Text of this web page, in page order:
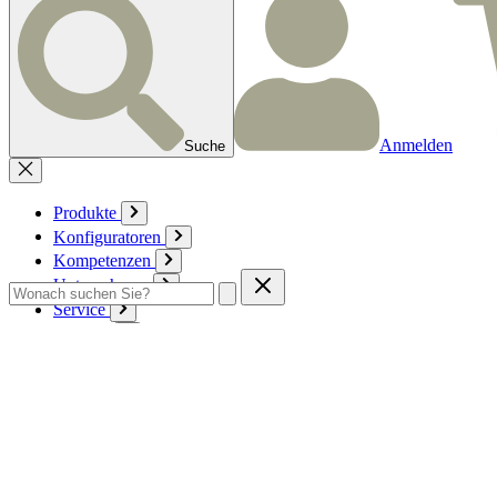
Suche Anmelden
Produkte
Konfiguratoren
Kompetenzen
Unternehmen
Service